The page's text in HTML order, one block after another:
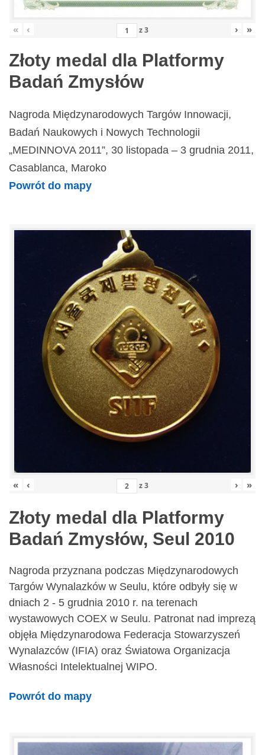
« ‹ z3 › »
Złoty medal dla Platformy
Badań Zmysłów
Nagroda Międzynarodowych Targów Innowacji,
Badań Naukowych i Nowych Technologii
„MEDINNOVA 2011”, 30 listopada – 3 grudnia 2011,
Casablanca, Maroko
Powrót do mapy
« ‹ z3 › »
Złoty medal dla Platformy
Badań Zmysłów, Seul 2010
Nagroda przyznana podczas Międzynarodowych
Targów Wynalazków w Seulu, które odbyły się w
dniach 2 - 5 grudnia 2010 r. na terenach
wystawowych COEX w Seulu. Patronat nad imprezą
objęła Międzynarodowa Federacja Stowarzyszeń
Wynalazców (IFIA) oraz Światowa Organizacja
Własności Intelektualnej WIPO.
Powrót do mapy